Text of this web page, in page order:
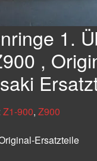
1.
,
Z1-900, Z900
Ersatzteile